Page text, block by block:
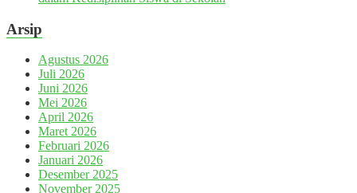
Arsip
Agustus 2026
Juli 2026
Juni 2026
Mei 2026
April 2026
Maret 2026
Februari 2026
Januari 2026
Desember 2025
November 2025